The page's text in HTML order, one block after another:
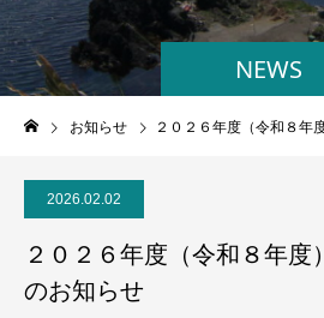
NEWS
お知らせ ２０２６年度（令和８年度
2026.02.02
２０２６年度（令和８年度
のお知らせ